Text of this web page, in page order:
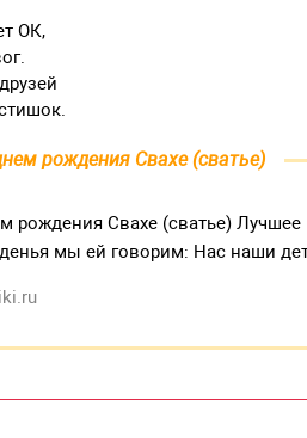
ОК,
рождения Свахе (сватье)
рождения Свахе (сватье)
мы ей говорим: Нас наши